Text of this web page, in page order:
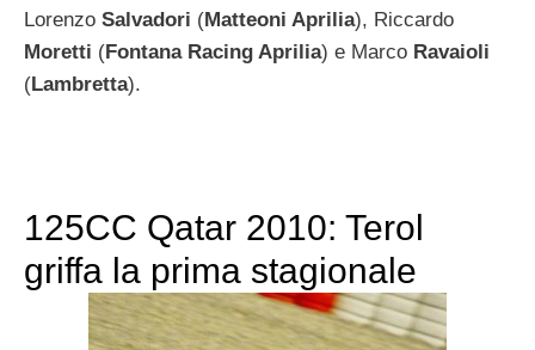
Lorenzo Salvadori (Matteoni Aprilia), Riccardo
Moretti (Fontana Racing Aprilia) e Marco Ravaioli
(Lambretta).
125CC Qatar 2010: Terol
griffa la prima stagionale